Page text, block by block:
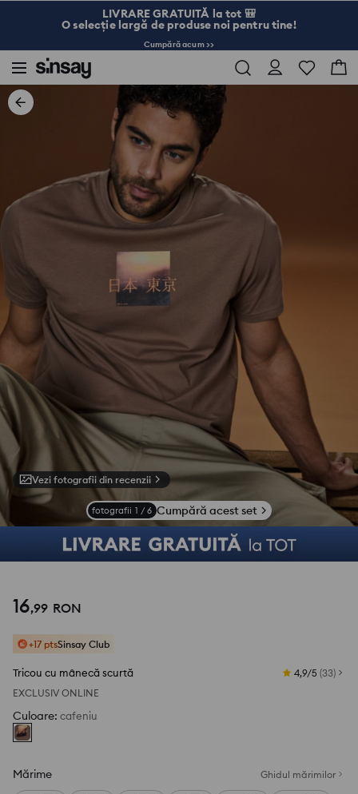
LIVRARE GRATUITĂ la tot 🎒
O selecție largă de produse noi pentru tine!
Cumpără acum >>
Vezi fotografii din recenzii
fotografii 1 / 6 Cumpără acest set
16,99 RON
+17 ptsSinsay Club
Tricou cu mânecă scurtă 4,9/5 (33)
EXCLUSIV ONLINE
Culoare: cafeniu
Mărime Ghidul mărimilor